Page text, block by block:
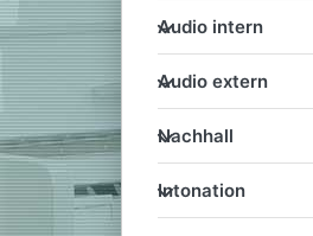
Audio intern
Audio intern
Audio extern
Audio extern
Nachhall
Nachhall
Intonation
Intonation